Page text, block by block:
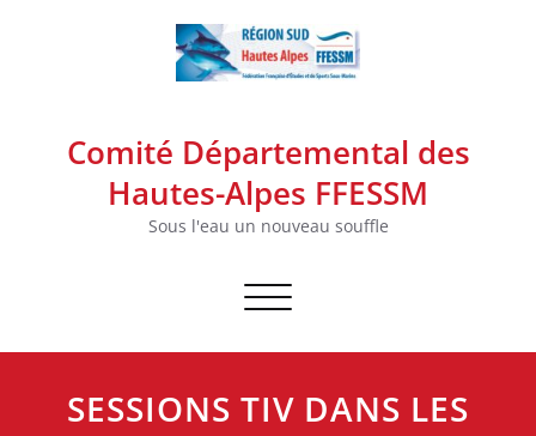
Comité Départemental des
Hautes-Alpes FFESSM
Sous l'eau un nouveau souffle
Afficher/masquer la navigation
SESSIONS TIV DANS LES